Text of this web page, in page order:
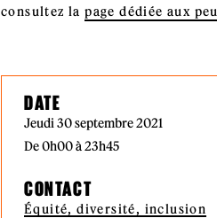
consultez lapage dédiée aux
DATE
Jeudi 30 septembre 2021
De 0h00 à 23h45
CONTACT
Équité, diversité, inclusion